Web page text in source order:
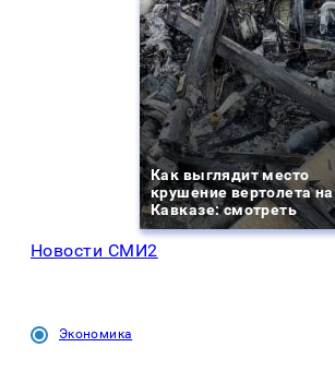
Как выглядит место
крушение вертолета на
Кавказе: смотреть
Новости СМИ2
Экономика